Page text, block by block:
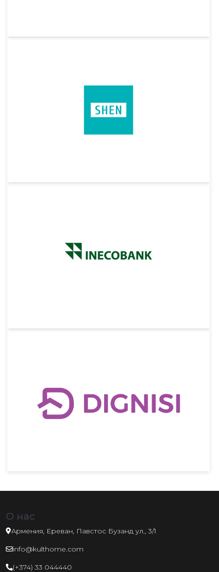
О нас
Армения, Ереван, Павстос Бузанд ул., 3/1
info@kulthome.com
(+374) 33 044440